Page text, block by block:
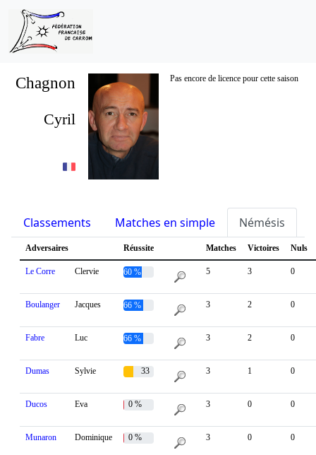
Chagnon Pas encore de licence pour cette saison
Cyril
Classements Matches en simple Némésis
Adversaires Réussite Matches Victoires Nuls
Le Corre Clervie 60 % 5 3 0
Boulanger Jacques 66 % 3 2 0
Fabre Luc 66 % 3 2 0
Dumas Sylvie
33
3 1 0
Ducos Eva 0 % 3 0 0
Munaron Dominique 0 % 3 0 0